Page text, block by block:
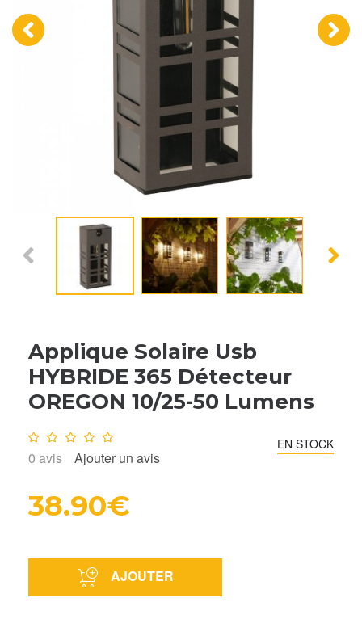
‹ ›
Applique Solaire Usb
HYBRIDE 365 Détecteur
OREGON 10/25-50 Lumens
Note : 0/10
0 avis Ajouter un avis
EN STOCK
38.90€
AJOUTER